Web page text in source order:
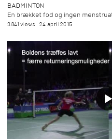
BADMINTON
En brækket fod og ingen
3.841 views 24. april 2015